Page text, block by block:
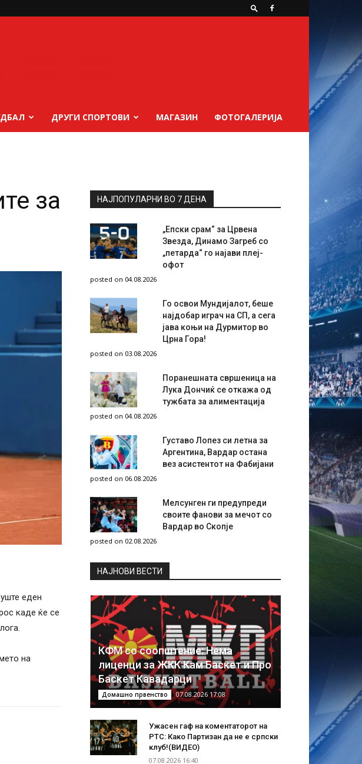
ДРУГИ СПОРТОВИ МАГАЗИН ФОТОГАЛЕРИЈА
за
еден
каде ќе се
на
НАЈПОПУЛАРНИ ВО 7 ДЕНА
„Епски срам“ за Црвена
Звезда, Динамо Загреб со
„петарда“ го најави плеј-
офот
posted on 04.08.2026
Го освои Мундијалот, беше
најдобар играч на СП, а сега
јава коњи на Дурмитор во
Црна Гора!
posted on 03.08.2026
Поранешната свршеница на
Лука Дончиќ се откажа од
тужбата за алиментација
posted on 04.08.2026
Густаво Лопез си летна за
Аргентина, Вардар остана
вез асистентот на Фабијани
posted on 06.08.2026
Мелсунген ги предупреди
своите фанови за мечот со
Вардар во Скопје
posted on 02.08.2026
НAЈНОВИ ВЕСТИ
КФМ со соопштение: Нема
лиценци за ЖКК Кам Баскет и Про
Баскет Кавадарци
Домашно првенство 07.08.2026 17:08
Ужасен гаф на коментаторот на
РТС: Како Партизан да не е српски
клуб!(ВИДЕО)
07.08.2026 16:40